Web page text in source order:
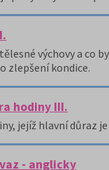
výchovy a co
zlepšení kondice.
hodiny III.
jejíž hlavní důraz
- anglicky